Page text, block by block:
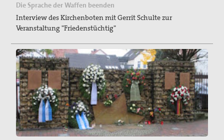
Die Sprache der Waffen beenden
Interview des Kirchenboten mit Gerrit Schulte zur
Veranstaltung "Friedenstüchtig"